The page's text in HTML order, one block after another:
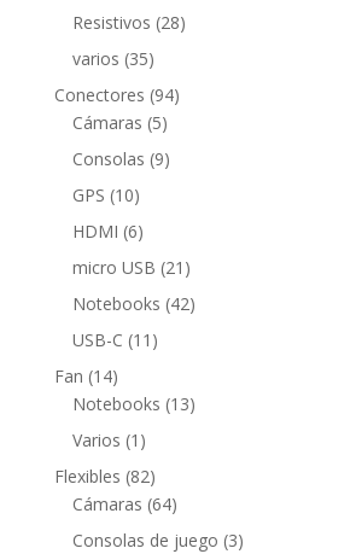
producto
Resistivos 2828
varios 3535
productos
Conectores 9494
Cámaras 55
productos
Consolas 99
GPS 1010
productos
HDMI 66
productos
micro USB 21 21
productos
Notebooks 4242
USB-C 11 11
Fan 1414
productos
Notebooks 1313
Varios 1 1
producto
Flexibles 8282
productos
Cámaras 6464
productos
Consolas de juego 33